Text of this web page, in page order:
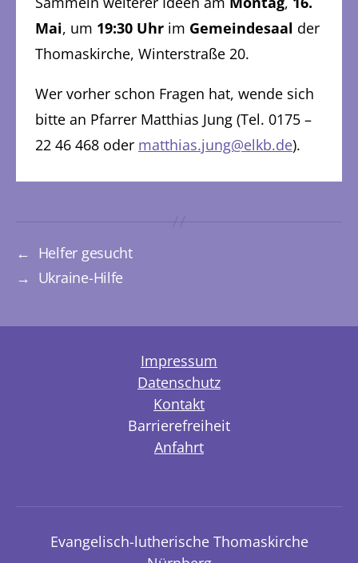
Mai, um 19:30 Uhr im Gemeindesaal der
Thomaskirche, Winterstraße 20.
Wer vorher schon Fragen hat, wende sich
bitte an Pfarrer Matthias Jung (Tel. 0175 –
22 46 468 oder matthias.jung@elkb.de).
← Helfer gesucht
→
Ukraine-Hilfe
Impressum
Datenschutz
Kontakt
Barrierefreiheit
Anfahrt
Evangelisch-lutherische Thomaskirche